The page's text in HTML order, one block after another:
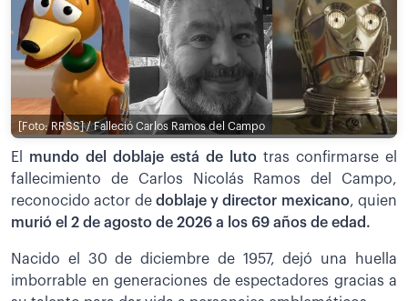
[Foto: RRSS] / Falleció Carlos Ramos del Campo
El mundo del doblaje está de luto tras confirmarse el
fallecimiento de Carlos Nicolás Ramos del Campo,
reconocido actor de doblaje y director mexicano, quien
murió el 2 de agosto de 2026 a los 69 años de edad.
Nacido el 30 de diciembre de 1957, dejó una huella
imborrable en generaciones de espectadores gracias a